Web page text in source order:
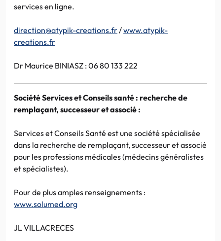
services en ligne.
direction@atypik-creations.fr /www.atypik-
creations.fr
Dr Maurice BINIASZ : 06 80 133 222
Société Services et Conseils santé : recherche de
remplaçant, successeur et associé :
Services et Conseils Santé est une société spécialisée
dans la recherche de remplaçant, successeur et associé
pour les professions médicales (médecins généralistes
et spécialistes).
Pour de plus amples renseignements :
www.solumed.org
JL VILLACRECES